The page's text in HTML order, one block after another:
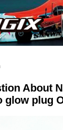
About
glow plug